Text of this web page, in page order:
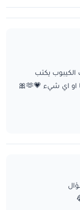
الكيبوب يكتب
اي شيء 💗🫶🎀